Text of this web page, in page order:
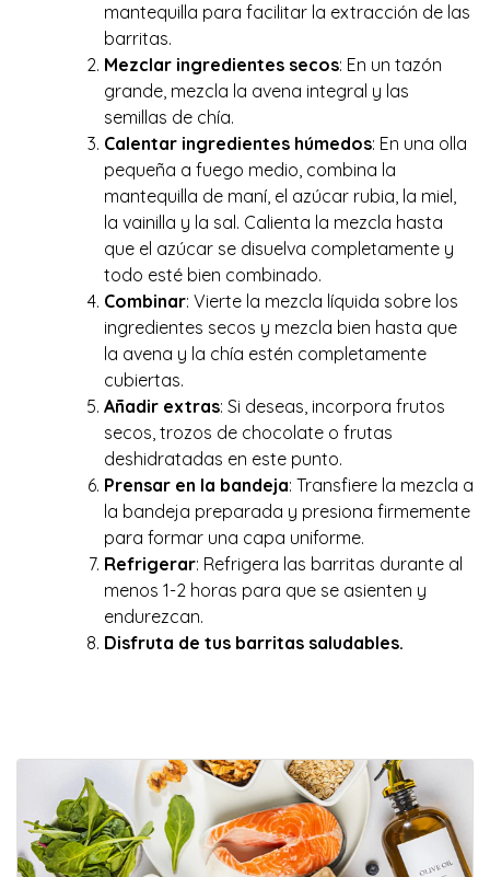
mantequilla para facilitar la extracción de las
barritas.
Mezclar ingredientes secos: En un tazón
grande, mezcla la avena integral y las
semillas de chía.
Calentar ingredientes húmedos: En una olla
pequeña a fuego medio, combina la
mantequilla de maní, el azúcar rubia, la miel,
la vainilla y la sal. Calienta la mezcla hasta
que el azúcar se disuelva completamente y
todo esté bien combinado.
Combinar: Vierte la mezcla líquida sobre los
ingredientes secos y mezcla bien hasta que
la avena y la chía estén completamente
cubiertas.
Añadir extras: Si deseas, incorpora frutos
secos, trozos de chocolate o frutas
deshidratadas en este punto.
Prensar en la bandeja: Transfiere la mezcla a
la bandeja preparada y presiona firmemente
para formar una capa uniforme.
Refrigerar: Refrigera las barritas durante al
menos 1-2 horas para que se asienten y
endurezcan.
Disfruta de tus barritas saludables.